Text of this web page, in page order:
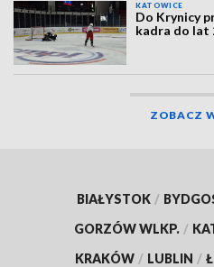
KATOWICE
Do Krynicy
kadra do lat
ZOBACZ
BIAŁYSTOK /
GORZÓW WLKP. /
KRAKÓW / LUBLIN /